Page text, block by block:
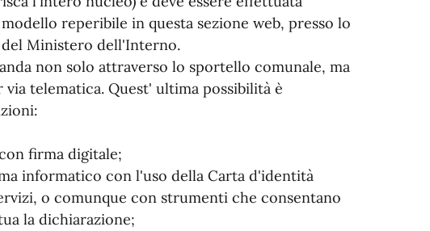
reperibile in questa sezione web, presso lo
Ministero dell'Interno.
non solo attraverso lo sportello comunale, ma
telematica. Quest' ultima possibilità è
firma digitale;
informatico con l'uso della Carta d'identità
o comunque con strumenti che consentano
la dichiarazione;